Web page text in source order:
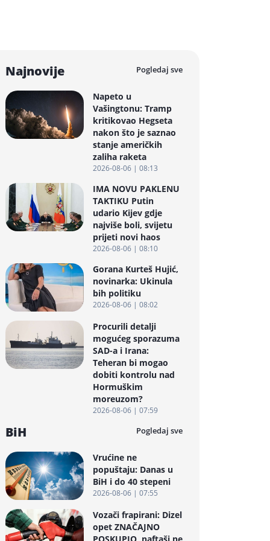
Najnovije Pogledaj sve
Napeto u
Vašingtonu: Tramp
kritikovao Hegseta
nakon što je saznao
stanje američkih
zaliha raketa
2026-08-06 | 08:13
IMA NOVU PAKLENU
TAKTIKU Putin
udario Kijev gdje
najviše boli, svijetu
prijeti novi haos
2026-08-06 | 08:10
Gorana Kurteš Hujić,
novinarka: Ukinula
bih politiku
2026-08-06 | 08:02
Procurili detalji
mogućeg sporazuma
SAD-a i Irana:
Teheran bi mogao
dobiti kontrolu nad
Hormuškim
moreuzom?
2026-08-06 | 07:59
BiH Pogledaj sve
Vrućine ne
popuštaju: Danas u
BiH i do 40 stepeni
2026-08-06 | 07:55
Vozači frapirani: Dizel
opet ZNAČAJNO
POSKUPIO, naftaši ne